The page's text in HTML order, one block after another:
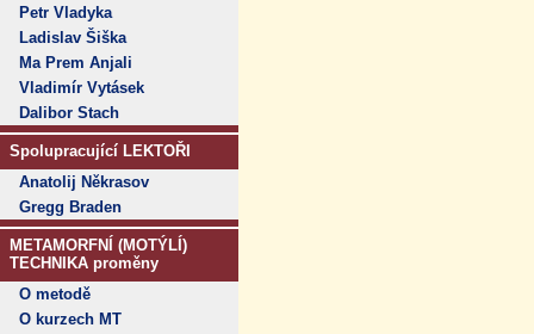
Petr Vladyka
Ladislav Šiška
Ma Prem Anjali
Vladimír Vytásek
Dalibor Stach
Spolupracující LEKTOŘI
Anatolij Někrasov
Gregg Braden
METAMORFNÍ (MOTÝLÍ)
TECHNIKA proměny
O metodě
O kurzech MT